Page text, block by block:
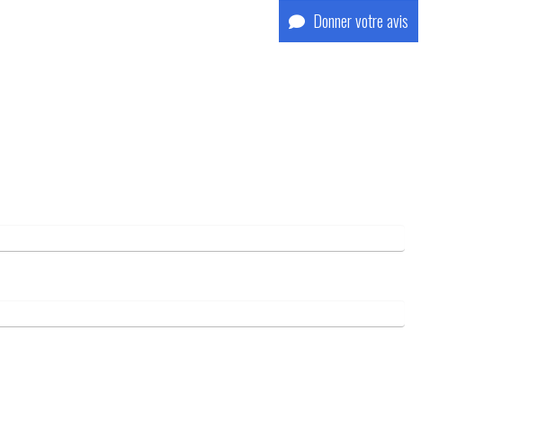
Donner votre avis